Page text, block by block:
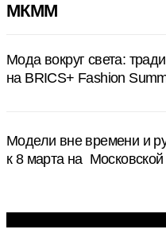
МКММ
Мода вокруг света:
на BRICS+ Fashion
Модели вне времени и
к 8 марта на